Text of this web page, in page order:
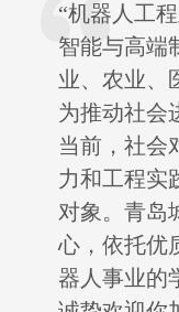
“机器人工
智能与高端
业、农业、
为推动社会
当前，社会
力和工程实
对象。青岛
心，依托优
器人事业的